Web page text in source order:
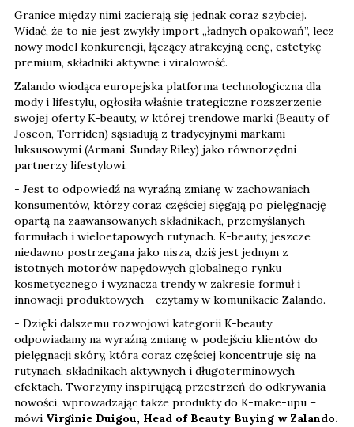
Granice między nimi zacierają się jednak coraz szybciej.
Widać, że to nie jest zwykły import „ładnych opakowań”, lecz
nowy model konkurencji, łączący atrakcyjną cenę, estetykę
premium, składniki aktywne i viralowość.
Zalando wiodąca europejska platforma technologiczna dla
mody i lifestylu, ogłosiła właśnie trategiczne rozszerzenie
swojej oferty K-beauty, w której trendowe marki (Beauty of
Joseon, Torriden) sąsiadują z tradycyjnymi markami
luksusowymi (Armani, Sunday Riley) jako równorzędni
partnerzy lifestylowi.
- Jest to odpowiedź na wyraźną zmianę w zachowaniach
konsumentów, którzy coraz częściej sięgają po pielęgnację
opartą na zaawansowanych składnikach, przemyślanych
formułach i wieloetapowych rutynach. K-beauty, jeszcze
niedawno postrzegana jako nisza, dziś jest jednym z
istotnych motorów napędowych globalnego rynku
kosmetycznego i wyznacza trendy w zakresie formuł i
innowacji produktowych - czytamy w komunikacie Zalando.
- Dzięki dalszemu rozwojowi kategorii K-beauty
odpowiadamy na wyraźną zmianę w podejściu klientów do
pielęgnacji skóry, która coraz częściej koncentruje się na
rutynach, składnikach aktywnych i długoterminowych
efektach. Tworzymy inspirującą przestrzeń do odkrywania
nowości, wprowadzając także produkty do K-make-upu –
mówi Virginie Duigou, Head of Beauty Buying w Zalando.